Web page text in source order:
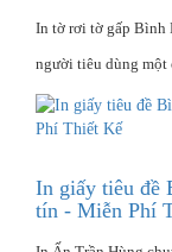
In tờ rơi tờ gấp Bình
người tiêu dùng một
In giấy tiêu đề
tín - Miễn Phí